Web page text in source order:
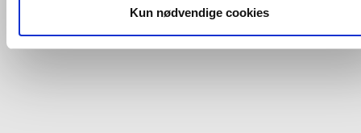
dit samtykke, hvis du måtte ønske det.
Du kan se mere om, hvordan vi behandler dine
Kun nødvendige cookies